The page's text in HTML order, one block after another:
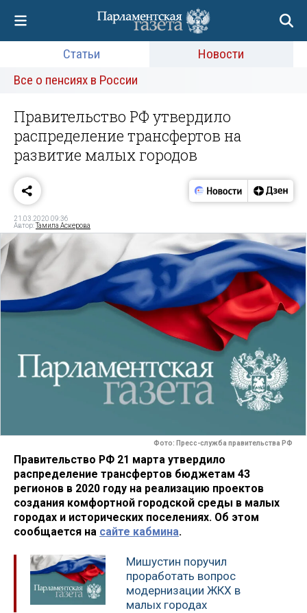
Статьи
Новости
Все о пенсиях в России
Правительство РФ утвердило
распределение трансфертов на
развитие малых городов
21.03.2020 09:36
Автор:Тамила Аскерова
Фото: Пресс-служба правительства РФ
Правительство РФ 21 марта утвердило
распределение трансфертов бюджетам 43
регионов в 2020 году на реализацию проектов
создания комфортной городской среды в малых
городах и исторических поселениях. Об этом
сообщается на сайте кабмина.
Мишустин поручил
проработать вопрос
модернизации ЖКХ в
малых городах